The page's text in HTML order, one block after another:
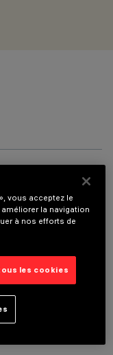
vous acceptez le
la navigation
à nos efforts de
les cookies